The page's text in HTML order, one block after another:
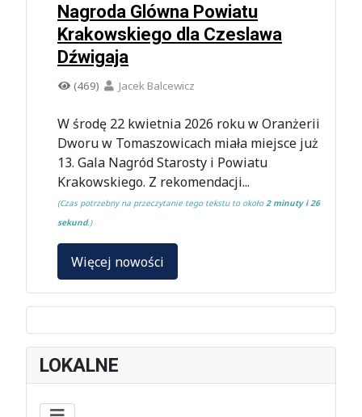
Nagroda Glówna Powiatu
Krakowskiego dla Czeslawa
Dźwigaja
(469) Jacek Balcewicz
W środę 22 kwietnia 2026 roku w Oranżerii
Dworu w Tomaszowicach miała miejsce już
13. Gala Nagród Starosty i Powiatu
Krakowskiego. Z rekomendacji...
(Czas potrzebny na przeczytanie tego tekstu to około2 minuty i 26
sekund.)
Więcej nowości
LOKALNE